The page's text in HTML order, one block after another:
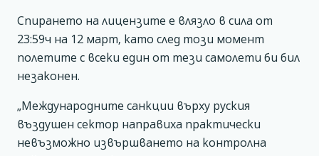
Спирането на лицензите е влязло в сила от
23:59ч на 12 март, като след този момент
полетите с всеки един от тези самолети би бил
незаконен.
„Международните санкции върху руския
въздушен сектор направиха практически
невъзможно извършването на контролна